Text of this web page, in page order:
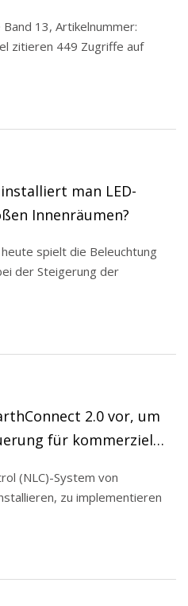
13, Artikelnummer:
zitieren 449 Zugriffe auf
man LED-
Innenräumen?
spielt die Beleuchtung
der Steigerung der
2.0 vor, um
für kommerzielle
und Abfall zu
(NLC)-System von
zu implementieren